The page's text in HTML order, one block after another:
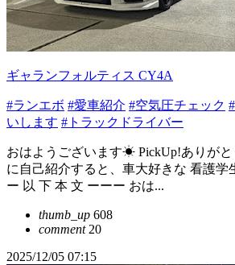
ギャランフォルティス CY4A
#ランエボ #愛車紹介 #空気圧チェック
いします #トラックドライバー
おはようございます☀ PickUp!ありが
に自己紹介すると、車大好きな 看護学
ー 以 下 本 文 ーーー おは...
thumb_up 608
comment20
2025/12/05 07:15